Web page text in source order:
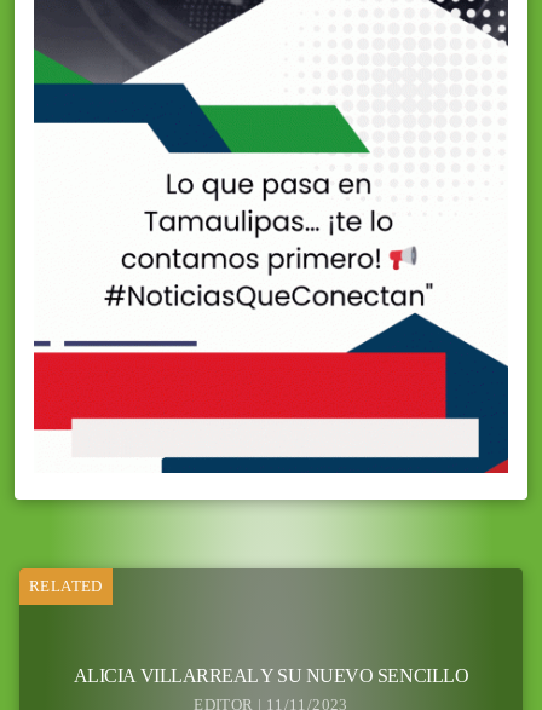
RELATED
ALICIA VILLARREAL Y SU NUEVO SENCILLO
EDITOR | 11/11/2023